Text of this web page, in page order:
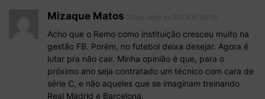
Mizaque Matos
Acho que o Remo como instituição cresceu muito na
gestão FB. Porém, no futebol deixa desejar. Agora é
lutar pra não cair. Minha opinião é que, para o
próximo ano seja contratado um técnico com cara de
série C, e não aqueles que se imaginam treinando
Real Madrid e Barcelona.